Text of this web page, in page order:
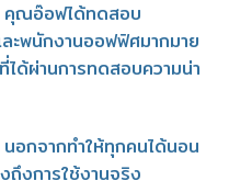
คุณอ๊อฟได้ทดสอบ
ะพนักงานออฟฟิศมากมาย
ด้ผ่านการทดสอบความน่า
อกจากทำให้ทุกคนได้นอน
ถึงการใช้งานจริง